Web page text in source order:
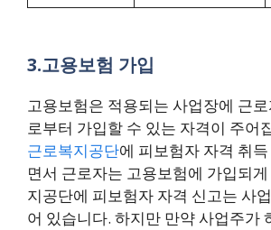
3.고용보험 가입
고용보험은 적용되는 사업장에 근
로부터 가입할 수 있는 자격이 주어
근로복지공단에 피보험자 자격 취
면서 근로자는 고용보험에 가입되
지공단에 피보험자 자격 신고는 사
어 있습니다. 하지만 만약 사업주가